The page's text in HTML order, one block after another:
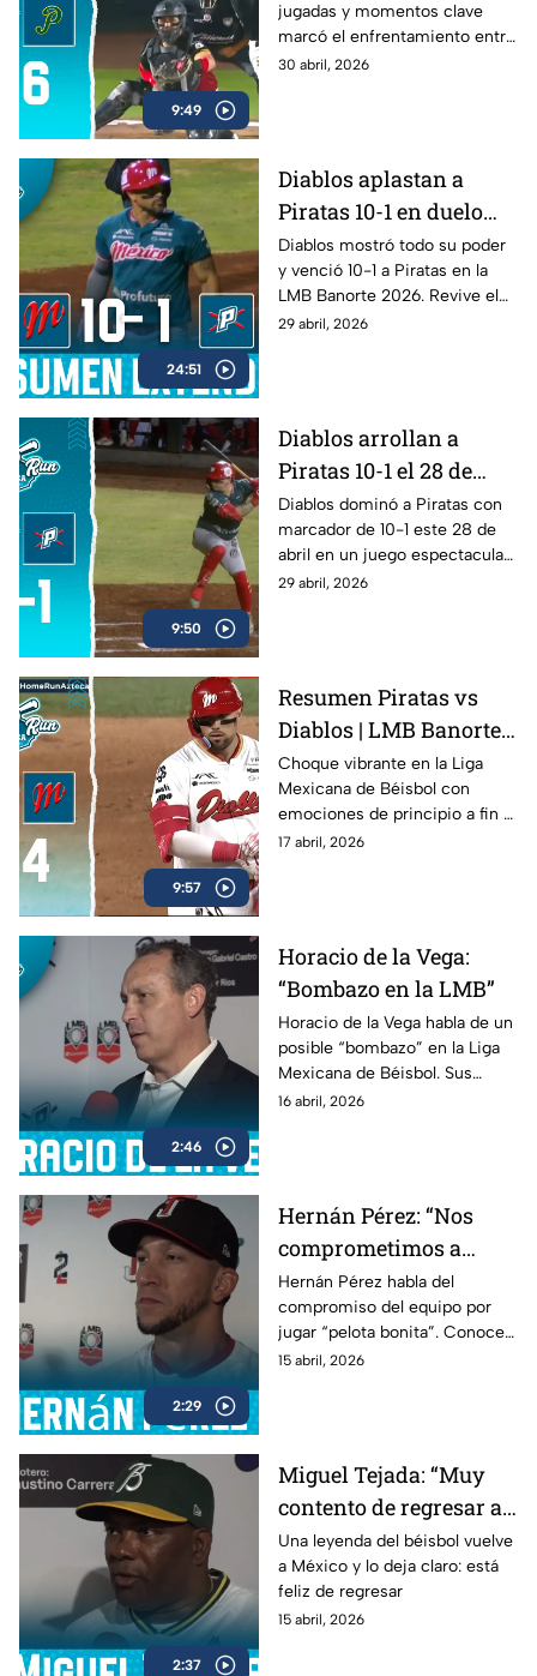
9:49
la LMB
jugadas y momentos clave
marcó el enfrentamiento entre
Pericos y Guerreros.
30 abril, 2026
24:51
Diablos aplastan a
Piratas 10-1 en duelo
dominante de la LMB
Banorte 2026
Diablos mostró todo su poder
y venció 10-1 a Piratas en la
LMB Banorte 2026. Revive el
resumen extendido del juego
29 abril, 2026
9:50
Diablos arrollan a
Piratas 10-1 el 28 de
abril | Home Run
Azteca
Diablos dominó a Piratas con
marcador de 10-1 este 28 de
abril en un juego espectacular .
Mira el resumen completo.
29 abril, 2026
9:57
Resumen Piratas vs
Diablos | LMB Banorte
2026 | 16 de abril de
2026
Choque vibrante en la Liga
Mexicana de Béisbol con
emociones de principio a fin ⚾
🔥
17 abril, 2026
2:46
Horacio de la Vega:
“Bombazo en la LMB”
Horacio de la Vega habla de un
posible “bombazo” en la Liga
Mexicana de Béisbol. Sus
declaraciones generan
16 abril, 2026
2:29
Hernán Pérez: “Nos
comprometimos a
jugar pelota bonita”
Hernán Pérez habla del
compromiso del equipo por
jugar “pelota bonita”. Conoce
sus declaraciones en esta
15 abril, 2026
2:37
Miguel Tejada: “Muy
contento de regresar a
la Liga Mexicana”
Una leyenda del béisbol vuelve
a México y lo deja claro: está
feliz de regresar
15 abril, 2026